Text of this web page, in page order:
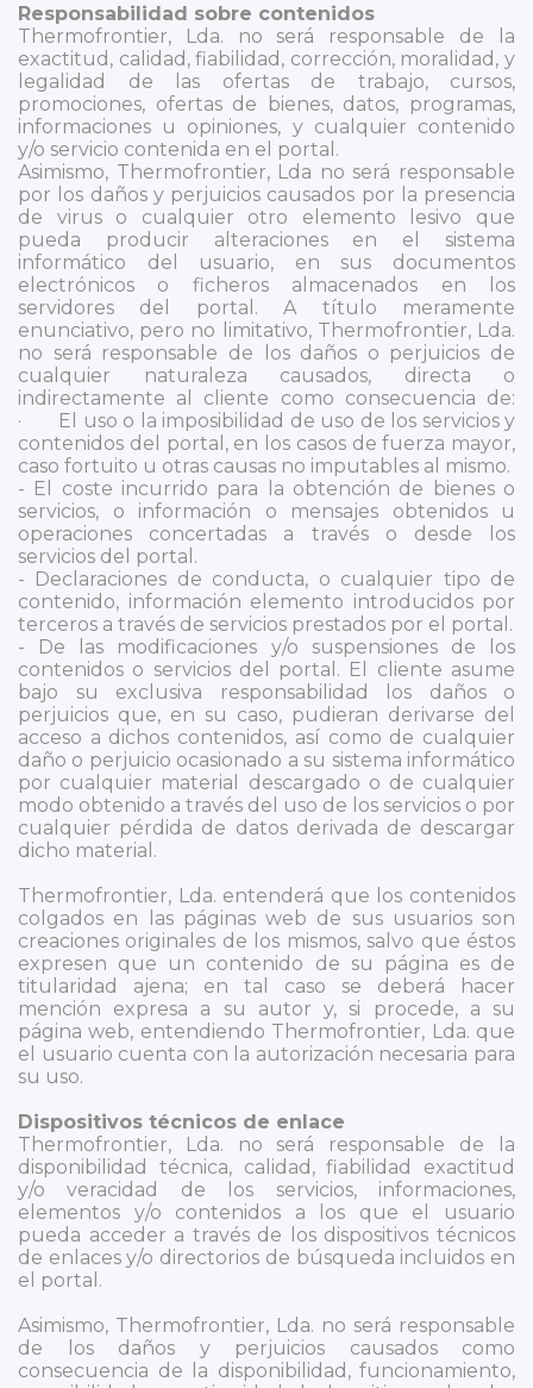
Responsabilidad sobre contenidos
Thermofrontier, Lda. no será responsable de la
exactitud, calidad, fiabilidad, corrección, moralidad, y
legalidad de las ofertas de trabajo, cursos,
promociones, ofertas de bienes, datos, programas,
informaciones u opiniones, y cualquier contenido
y/o servicio contenida en el portal.
Asimismo, Thermofrontier, Lda no será responsable
por los daños y perjuicios causados por la presencia
de virus o cualquier otro elemento lesivo que
pueda producir alteraciones en el sistema
informático del usuario, en sus documentos
electrónicos o ficheros almacenados en los
servidores del portal. A título meramente
enunciativo, pero no limitativo, Thermofrontier, Lda.
no será responsable de los daños o perjuicios de
cualquier naturaleza causados, directa o
indirectamente al cliente como consecuencia de:
· El uso o la imposibilidad de uso de los servicios y
contenidos del portal, en los casos de fuerza mayor,
caso fortuito u otras causas no imputables al mismo.
- El coste incurrido para la obtención de bienes o
servicios, o información o mensajes obtenidos u
operaciones concertadas a través o desde los
servicios del portal.
- Declaraciones de conducta, o cualquier tipo de
contenido, información elemento introducidos por
terceros a través de servicios prestados por el portal.
- De las modificaciones y/o suspensiones de los
contenidos o servicios del portal. El cliente asume
bajo su exclusiva responsabilidad los daños o
perjuicios que, en su caso, pudieran derivarse del
acceso a dichos contenidos, así como de cualquier
daño o perjuicio ocasionado a su sistema informático
por cualquier material descargado o de cualquier
modo obtenido a través del uso de los servicios o por
cualquier pérdida de datos derivada de descargar
dicho material.
Thermofrontier, Lda. entenderá que los contenidos
colgados en las páginas web de sus usuarios son
creaciones originales de los mismos, salvo que éstos
expresen que un contenido de su página es de
titularidad ajena; en tal caso se deberá hacer
mención expresa a su autor y, si procede, a su
página web, entendiendo Thermofrontier, Lda. que
el usuario cuenta con la autorización necesaria para
su uso.
Dispositivos técnicos de enlace
Thermofrontier, Lda. no será responsable de la
disponibilidad técnica, calidad, fiabilidad exactitud
y/o veracidad de los servicios, informaciones,
elementos y/o contenidos a los que el usuario
pueda acceder a través de los dispositivos técnicos
de enlaces y/o directorios de búsqueda incluidos en
el portal.
Asimismo, Thermofrontier, Lda. no será responsable
de los daños y perjuicios causados como
consecuencia de la disponibilidad, funcionamiento,